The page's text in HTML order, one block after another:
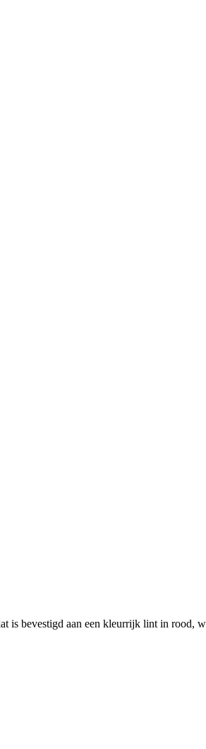
is bevestigd aan een kleurrijk lint in rood,